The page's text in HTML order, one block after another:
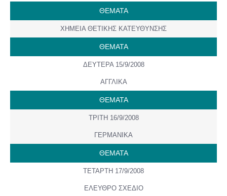
ΘΕΜΑΤΑ
ΧΗΜΕΙΑ ΘΕΤΙΚΗΣ ΚΑΤΕΥΘΥΝΣΗΣ
ΘΕΜΑΤΑ
ΔΕΥΤΕΡΑ 15/9/2008
ΑΓΓΛΙΚΑ
ΘΕΜΑΤΑ
ΤΡΙΤΗ 16/9/2008
ΓΕΡΜΑΝΙΚΑ
ΘΕΜΑΤΑ
ΤΕΤΑΡΤΗ 17/9/2008
ΕΛΕΥΘΡΟ ΣΧΕΔΙΟ